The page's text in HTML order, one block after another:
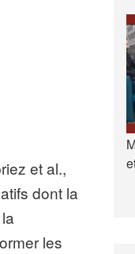
et al.,
dont la
les